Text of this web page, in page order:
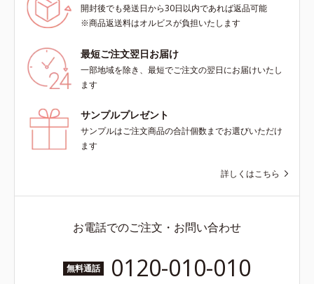
開封後でも発送日から30日以内であれば返品可能
※商品返送料はオルビスが負担いたします
最短ご注文翌日お届け
一部地域を除き、最短でご注文の翌日にお届けいたし
ます
サンプルプレゼント
サンプルはご注文商品の合計個数までお選びいただけ
ます
詳しくはこちら
お電話でのご注文・お問い合わせ
無料通話 0120-010-010